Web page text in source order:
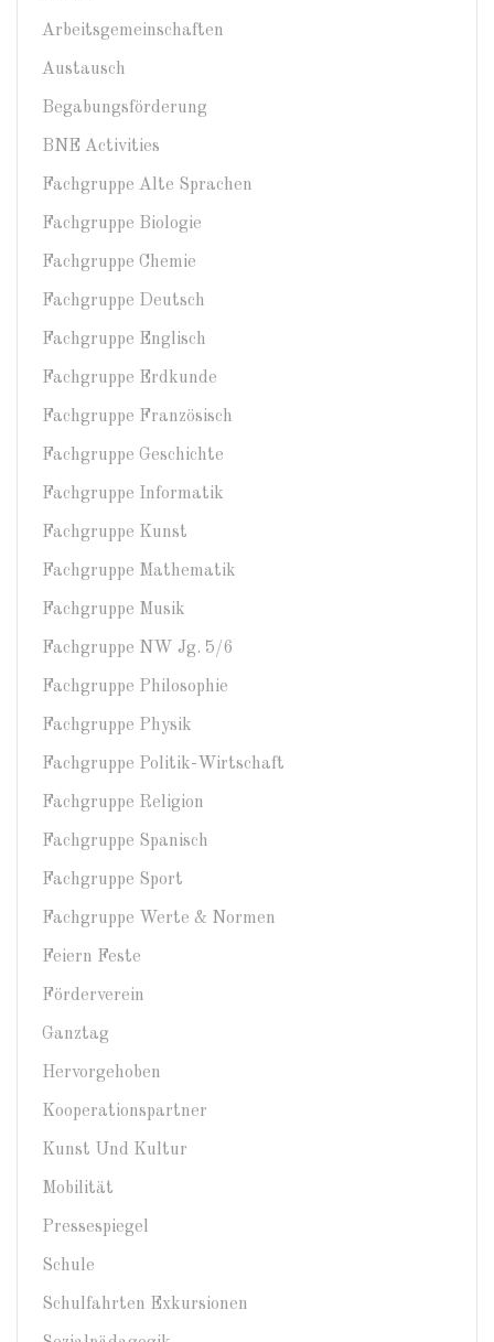
Arbeitsgemeinschaften
Austausch
Begabungsförderung
BNE Activities
Fachgruppe Alte Sprachen
Fachgruppe Biologie
Fachgruppe Chemie
Fachgruppe Deutsch
Fachgruppe Englisch
Fachgruppe Erdkunde
Fachgruppe Französisch
Fachgruppe Geschichte
Fachgruppe Informatik
Fachgruppe Kunst
Fachgruppe Mathematik
Fachgruppe Musik
Fachgruppe NW Jg. 5/6
Fachgruppe Philosophie
Fachgruppe Physik
Fachgruppe Politik-Wirtschaft
Fachgruppe Religion
Fachgruppe Spanisch
Fachgruppe Sport
Fachgruppe Werte & Normen
Feiern Feste
Förderverein
Ganztag
Hervorgehoben
Kooperationspartner
Kunst Und Kultur
Mobilität
Pressespiegel
Schule
Schulfahrten Exkursionen